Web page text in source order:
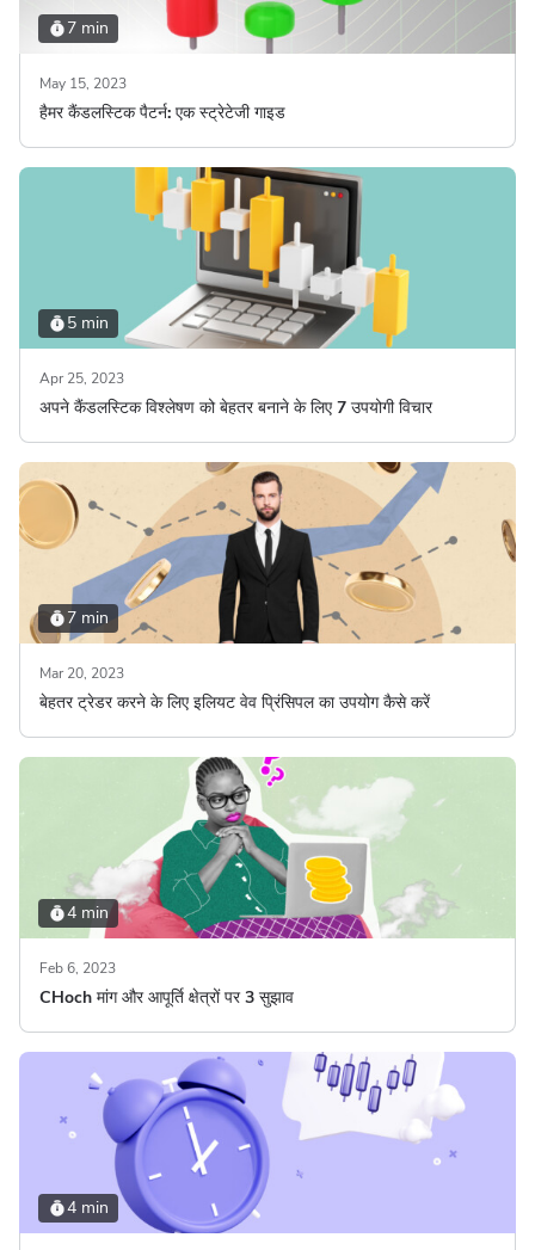
7 min
May 15, 2023
हैमर कैंडलस्टिक पैटर्न: एक स्ट्रेटेजी गाइड
5 min
Apr 25, 2023
अपने कैंडलस्टिक विश्लेषण को बेहतर बनाने के लिए 7 उपयोगी विचार
7 min
Mar 20, 2023
बेहतर ट्रेडर करने के लिए इलियट वेव प्रिंसिपल का उपयोग कैसे करें
4 min
Feb 6, 2023
CHoch मांग और आपूर्ति क्षेत्रों पर 3 सुझाव
4 min